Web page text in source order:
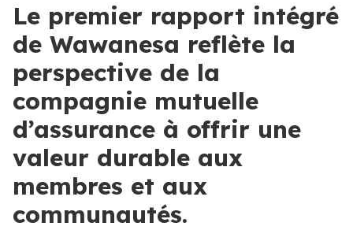
Le premier rapport intégré
de Wawanesa reflète la
perspective de la
compagnie mutuelle
d’assurance à offrir une
valeur durable aux
membres et aux
communautés.